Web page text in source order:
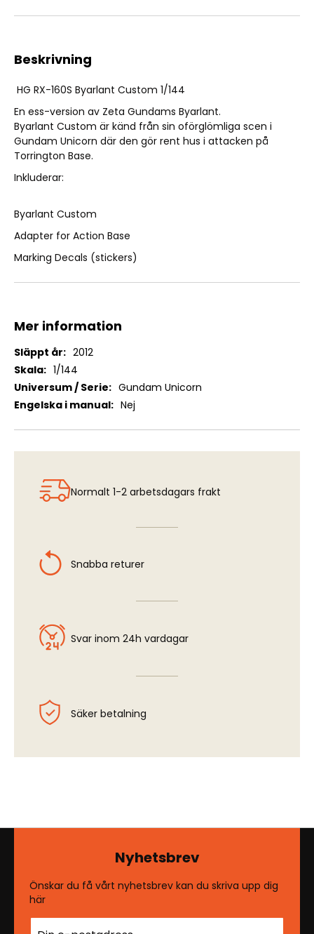
Beskrivning
HG RX-160S Byarlant Custom 1/144
En ess-version av Zeta Gundams Byarlant.
Byarlant Custom är känd från sin oförglömliga scen i
Gundam Unicorn där den gör rent hus i attacken på
Torrington Base.
Inkluderar:
Byarlant Custom
Adapter for Action Base
Marking Decals (stickers)
Mer information
Mer
information
2012
1/144
Gundam Unicorn
Nej
Normalt 1-2 arbetsdagars frakt
Snabba returer
Svar inom 24h vardagar
Säker betalning
Nyhetsbrev
Önskar du få vårt nyhetsbrev kan du skriva upp dig
här